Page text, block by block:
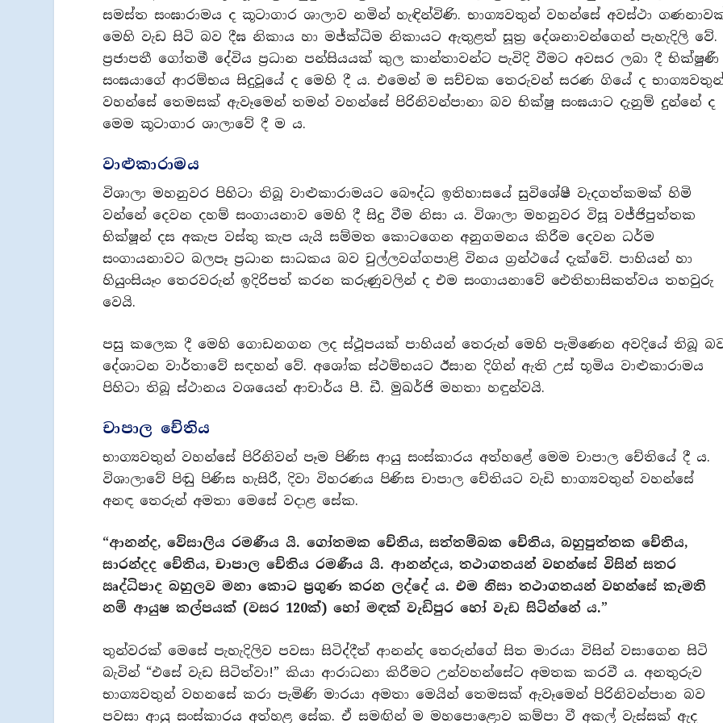
සමස්ත සංඝාරාමය ද කූටාගාර ශාලාව නමින් හැඳින්විණි. භාග්‍යවතුන් වහන්සේ අවස්ථා
මෙහි වැඩ සිටි බව දීඝ නිකාය හා මජ්ක්‍ධිම නිකායට ඇතුළත් සූත්‍ර දේශනාවන්ගෙන් පැහැදිලි වේ.
ප්‍රජාපතී ගෝතමී දේවිය ප්‍රධාන පන්සියයක් කුල කාන්තාවන්ට පැවිදි වීමට අවසර ලබා දී භික්ෂුණී
සංඝයාගේ ආරම්භය සිදුවූයේ ද මෙහි දී ය. එමෙන් ම සච්චක තෙරුවන් සරණ ගියේ ද
වහන්සේ තෙමසක් ඇවෑමෙන් තමන් වහන්සේ පිරිනිවන්පානා බව භික්ෂු සංඝයාට දැනුම් දුන්නේ ද
මෙම කූටාගාර ශාලාවේ දී ම ය.
වාළුකාරාමය
විශාලා මහනුවර පිහිටා තිබූ වාළුකාරාමයට බෞද්ධ ඉතිහාසයේ සුවිශේෂී වැදගත්කමක් හිමි
වන්නේ දෙවන දහම් සංගායනාව මෙහි දී සිදු වීම නිසා ය. විශාලා මහනුවර විසූ වජ්ජිපුත්තක
භික්ෂූන් දස අකැප වස්තු කැප යැයි සම්මත කොටගෙන අනුගමනය කිරීම දෙවන ධර්ම
සංගායනාවට බලපෑ ප්‍රධාන සාධකය බව චුල්ලවග්ගපාළි විනය ග්‍රන්ථයේ දැක්වේ. පාහියන් හා
හියුංසියෑං තෙරවරුන් ඉදිරිපත් කරන කරුණුවලින් ද එම සංගායනාවේ ඓතිහාසිකත්වය තහවුරු
වෙයි.
පසු කලෙක දී මෙහි ගොඩනගන ලද ස්ථූපයක් පාහියන් තෙරුන් මෙහි පැමිණෙන අවදියේ තිබූ
දේශාටන වාර්තාවේ සඳහන් වේ. අශෝක ස්ථම්භයට ඊසාන දිගින් ඇති උස් භූමිය වාළුකාරාමය
පිහිටා තිබූ ස්ථානය වශයෙන් ආචාර්ය පී. ඩී. මුඛර්ජි මහතා හඳුන්වයි.
චාපාල චේතිය
භාග්‍යවතුන් වහන්සේ පිරිනිවන් පෑම පිණිස ආයු සංස්කාරය අත්හළේ මෙම චාපාල චේතියේ දී ය.
විශාලාවේ පිඬු පිණිස හැසිරී, දිවා විහරණය පිණිස චාපාල චේතියට වැඩි භාග්‍යවතුන් වහන්සේ
අනඳ තෙරුන් අමතා මෙසේ වදාළ සේක.
“ආනන්ද, වේසාලිය රමණීය යි. ගෝතමක චේතිය, සත්තම්බක චේතිය, බහුපුත්තක චේතිය,
සාරන්දද චේතිය, චාපාල චේතිය රමණීය යි. ආනන්දය, තථාගතයන් වහන්සේ විසින් සතර
ඍද්ධිපාද බහුලව මනා කොට ප්‍රගුණ කරන ලද්දේ ය. එම නිසා තථාගතයන් වහන්සේ කැමති
නම් ආයුෂ කල්පයක් (වසර 120ක්) හෝ මඳක් වැඩිපුර හෝ වැඩ සිටින්නේ ය.”
තුන්වරක් මෙසේ පැහැදිලිව පවසා සිටිද්දීත් ආනන්ද තෙරුන්ගේ සිත මාරයා විසින් වසාගෙන සිටි
බැවින් “එසේ වැඩ සිටිත්වා!” කියා ආරාධනා කිරීමට උන්වහන්සේට අමතක කරවී ය. අනතුරුව
භාග්‍යවතුන් වහනසේ කරා පැමිණි මාරයා අමතා මෙයින් තෙමසක් ඇවෑමෙන් පිරිනිවන්පාන බව
පවසා ආයු සංස්කාරය අත්හළ සේක. ඒ සමඟින් ම මහපොළොව කම්පා වී අකල් වැස්සක් ඇද